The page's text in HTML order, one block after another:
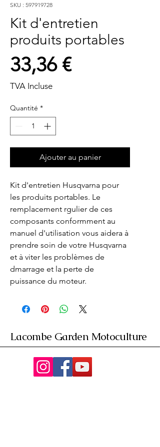
SKU : 597919728
Kit d'entretien
produits portables
33,36 €Prix
TVA Incluse
Quantité *
Ajouter au panier
Kit d'entretien Husqvarna pour
les produits portables. Le
remplacement rgulier de ces
composants conformment au
manuel d'utilisation vous aidera à
prendre soin de votre Husqvarna
et à viter les problèmes de
dmarrage et la perte de
puissance du moteur.
Lacombe Garden Motoculture